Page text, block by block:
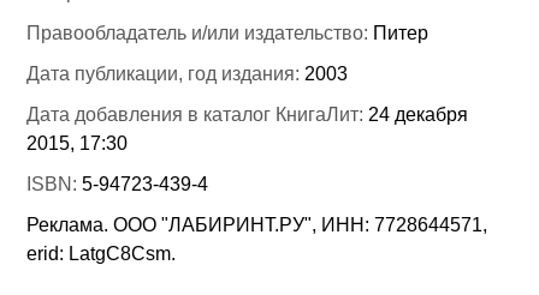
Правообладатель и/или издательство: Питер
Дата публикации, год издания: 2003
Дата добавления в каталог КнигаЛит: 24 декабря
2015, 17:30
ISBN:5-94723-439-4
Реклама. ООО "ЛАБИРИНТ.РУ", ИНН: 7728644571,
erid: LatgC8Csm.